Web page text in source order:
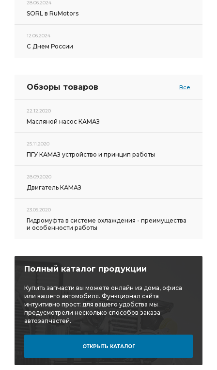
28.06.2024
SORL в RuMotors
12.06.2024
С Днем России
Обзоры товаров Все
22.12.2020
Масляной насос КАМАЗ
25.11.2020
ПГУ КАМАЗ устройство и принцип работы
28.09.2020
Двигатель КАМАЗ
23.09.2020
Гидромуфта в системе охлаждения - преимущества
и особенности работы
Полный каталог продукции
Купить запчасти вы можете онлайн из дома, офиса
или вашего автомобиля. Функционал сайта
интуитивно прост: для вашего удобства мы
предусмотрели несколько способов заказа
автозапчастей.
ОТКРЫТЬ КАТАЛОГ